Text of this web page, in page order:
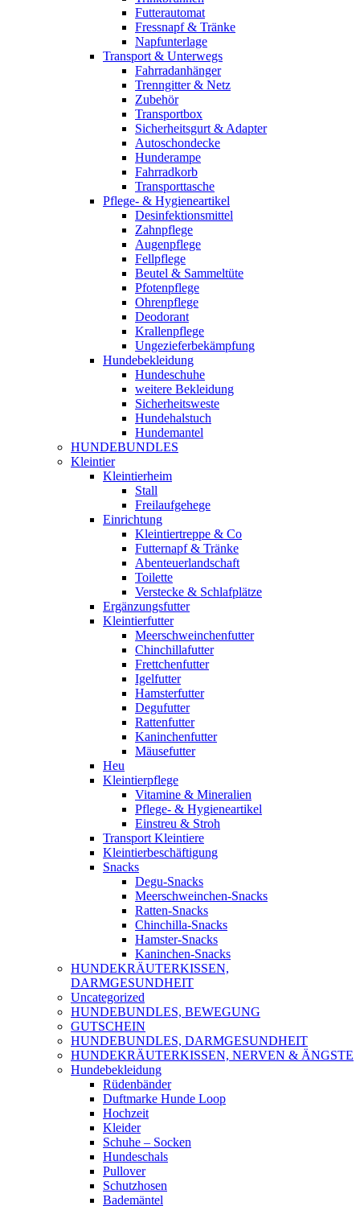
Futterautomat
Fressnapf & Tränke
Napfunterlage
Transport & Unterwegs
Fahrradanhänger
Trenngitter & Netz
Zubehör
Transportbox
Sicherheitsgurt & Adapter
Autoschondecke
Hunderampe
Fahrradkorb
Transporttasche
Pflege- & Hygieneartikel
Desinfektionsmittel
Zahnpflege
Augenpflege
Fellpflege
Beutel & Sammeltüte
Pfotenpflege
Ohrenpflege
Deodorant
Krallenpflege
Ungezieferbekämpfung
Hundebekleidung
Hundeschuhe
weitere Bekleidung
Sicherheitsweste
Hundehalstuch
Hundemantel
HUNDEBUNDLES
Kleintier
Kleintierheim
Stall
Freilaufgehege
Einrichtung
Kleintiertreppe & Co
Futternapf & Tränke
Abenteuerlandschaft
Toilette
Verstecke & Schlafplätze
Ergänzungsfutter
Kleintierfutter
Meerschweinchenfutter
Chinchillafutter
Frettchenfutter
Igelfutter
Hamsterfutter
Degufutter
Rattenfutter
Kaninchenfutter
Mäusefutter
Heu
Kleintierpflege
Vitamine & Mineralien
Pflege- & Hygieneartikel
Einstreu & Stroh
Transport Kleintiere
Kleintierbeschäftigung
Snacks
Degu-Snacks
Meerschweinchen-Snacks
Ratten-Snacks
Chinchilla-Snacks
Hamster-Snacks
Kaninchen-Snacks
HUNDEKRÄUTERKISSEN,
DARMGESUNDHEIT
Uncategorized
HUNDEBUNDLES, BEWEGUNG
GUTSCHEIN
HUNDEBUNDLES, DARMGESUNDHEIT
HUNDEKRÄUTERKISSEN, NERVEN & ÄNGSTE
Hundebekleidung
Rüdenbänder
Duftmarke Hunde Loop
Hochzeit
Kleider
Schuhe – Socken
Hundeschals
Pullover
Schutzhosen
Bademäntel